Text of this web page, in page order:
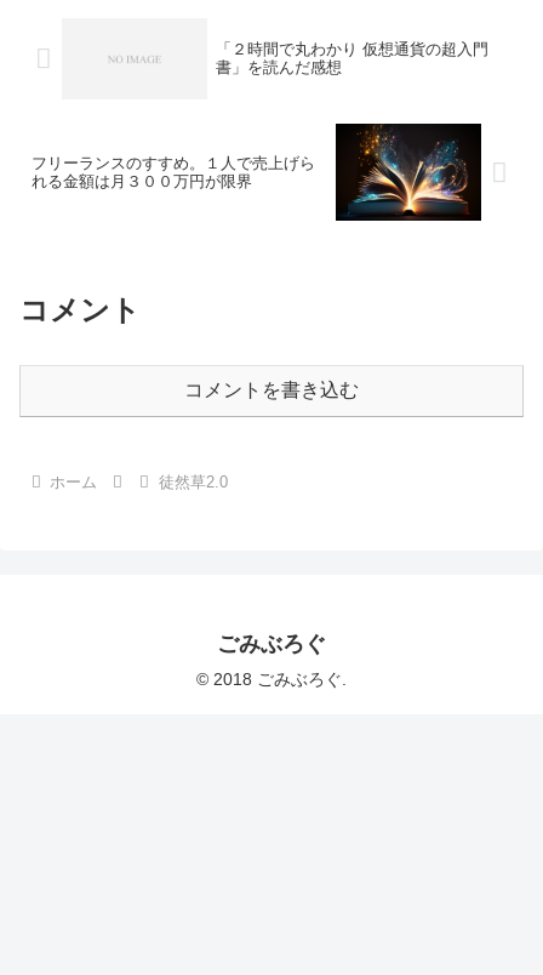
「２時間で丸わかり 仮想通貨の超入門
書」を読んだ感想
フリーランスのすすめ。１人で売上げら
れる金額は月３００万円が限界
コメント
コメントを書き込む
ホーム 徒然草2.0
ごみぶろぐ
© 2018 ごみぶろぐ.